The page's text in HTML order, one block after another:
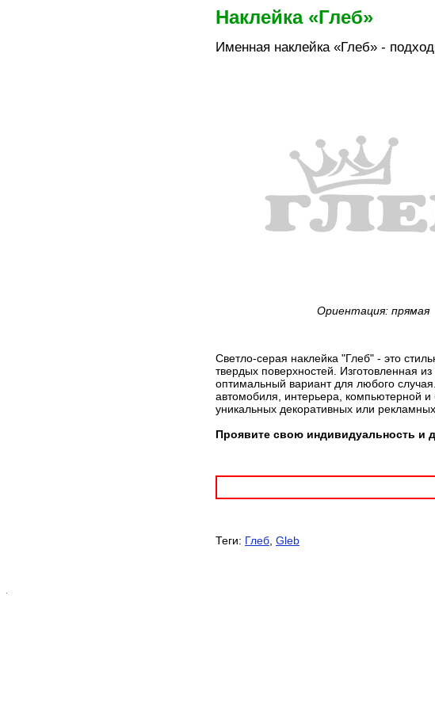
Наклейка «Глеб»
Именная наклейка «Глеб» -
Ориентация: прямая
Светло-серая наклейка "Глеб" - это
твердых поверхностей. Изготовленная
оптимальный вариант для любого
автомобиля, интерьера, компьютерной
уникальных декоративных или
Проявите свою индивидуальность и
Теги: Глеб Gleb